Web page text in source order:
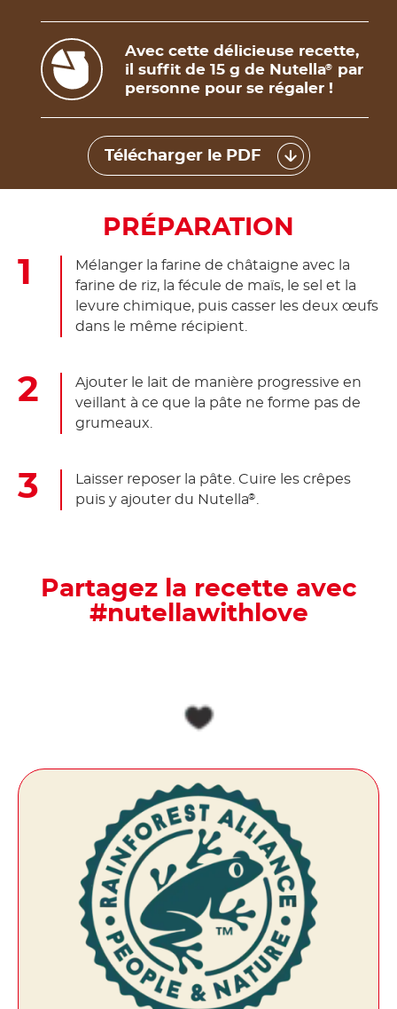
Avec cette délicieuse recette,
il suffit de 15 g de Nutella®
par
personne pour se régaler !
Télécharger le PDF
PRÉPARATION
Mélanger la farine de châtaigne avec la
farine de riz, la fécule de maïs, le sel et la
levure chimique, puis casser les deux œufs
dans le même récipient.
Ajouter le lait de manière progressive en
veillant à ce que la pâte ne forme pas de
grumeaux.
Laisser reposer la pâte. Cuire les crêpes
puis y ajouter du Nutella®
Partagez la recette avec
#nutellawithlove